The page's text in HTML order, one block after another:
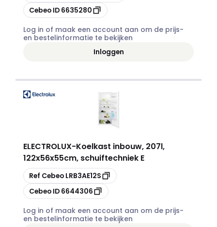
Kopiëren
Cebeo ID 6635280
Log in of maak een account aan om de prijs-
en bestelinformatie te bekijken
Inloggen
ELECTROLUX-Koelkast inbouw, 207l,
122x56x55cm, schuiftechniek E
Kopiëren
Ref Cebeo LRB3AE12S
Kopiëren
Cebeo ID 6644306
Log in of maak een account aan om de prijs-
en bestelinformatie te bekijken